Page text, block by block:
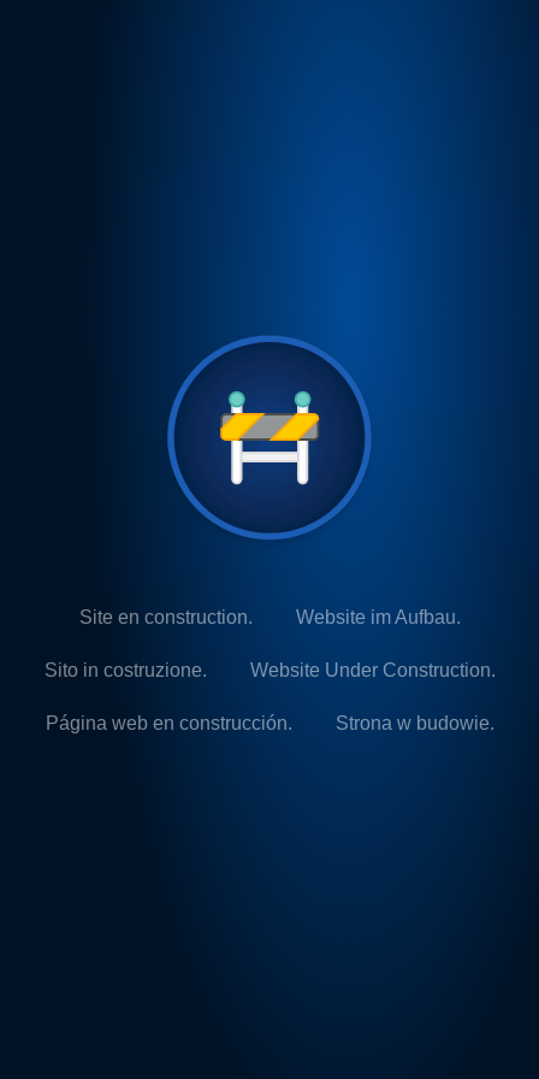
Site en construction. Website im Aufbau.
Sito in costruzione. Website Under Construction.
Página web en construcción. Strona w budowie.